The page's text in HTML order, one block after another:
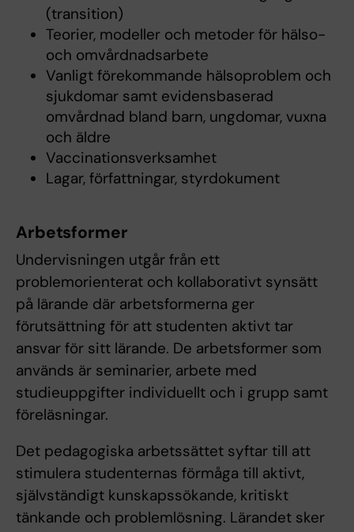
(transition)
Teorier, modeller och metoder för hälso-
och omvårdnadsarbete
Vanligt förekommande hälsoproblem och
sjukdomar samt evidensbaserad
omvårdnad bland barn, ungdomar, vuxna
och äldre
Vaccinationsverksamhet
Lagar, författningar, styrdokument
Arbetsformer
Undervisningen utgår från ett
problemorienterat och kollaborativt synsätt
på lärande där arbetsformerna ger
förutsättning för att studenten aktivt tar
ansvar för sitt lärande. De arbetsformer som
används är seminarier, arbete med
studieuppgifter individuellt och i grupp samt
föreläsningar.
Det pedagogiska arbetssättet syftar till att
stimulera studenternas förmåga till aktivt,
självständigt kunskapssökande, kritiskt
tänkande och problemlösning. Lärandet sker